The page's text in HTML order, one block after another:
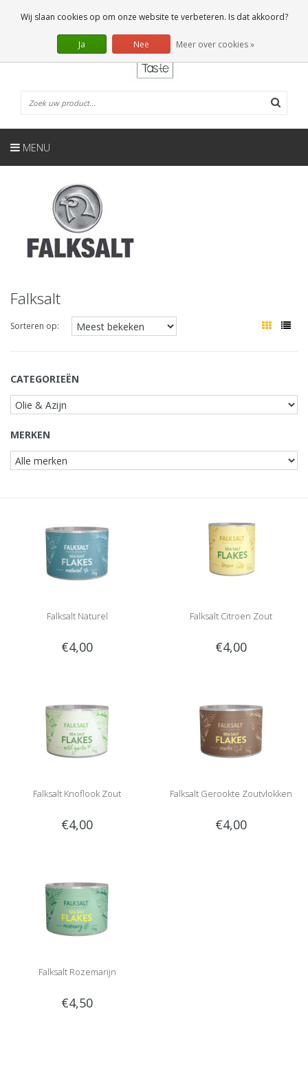
0 Artikelen
NL
MENU
Falksalt
Sorteren op:
CATEGORIEËN
MERKEN
Falksalt Naturel
€4,00
Falksalt Citroen Zout
€4,00
Falksalt Knoflook Zout
€4,00
Falksalt Gerookte Zoutvlokken
€4,00
Falksalt Rozemarijn
€4,50
Wij slaan cookies op om onze website te verbeteren. Is dat akkoord?
Ja Nee Meer over cookies »